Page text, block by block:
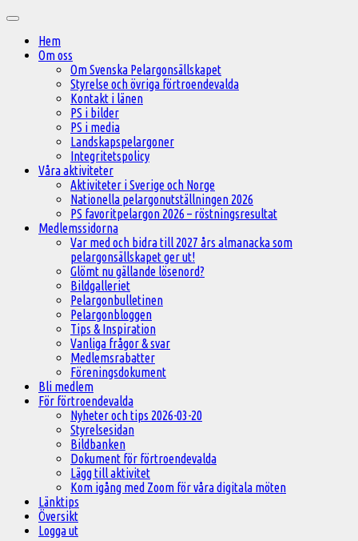
innehåll
Huvudmeny
Hem
Om oss
Om Svenska Pelargonsällskapet
Styrelse och övriga förtroendevalda
Kontakt i länen
PS i bilder
PS i media
Landskapspelargoner
Integritetspolicy
Våra aktiviteter
Aktiviteter i Sverige och Norge
Nationella pelargonutställningen 2026
PS favoritpelargon 2026 – röstningsresultat
Medlemssidorna
Var med och bidra till 2027 års almanacka som
pelargonsällskapet ger ut!
Glömt nu gällande lösenord?
Bildgalleriet
Pelargonbulletinen
Pelargonbloggen
Tips & Inspiration
Vanliga frågor & svar
Medlemsrabatter
Föreningsdokument
Bli medlem
För förtroendevalda
Nyheter och tips 2026-03-20
Styrelsesidan
Bildbanken
Dokument för förtroendevalda
Lägg till aktivitet
Kom igång med Zoom för våra digitala möten
Länktips
Översikt
Logga ut